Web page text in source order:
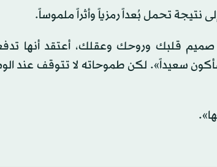
نتيجة تحمل بُعداً رمزياً وأثراً ملموساً.
صميم قلبك وروحك وعقلك، أعتقد أنها
سعيداً». لكن طموحاته لا تتوقف عند